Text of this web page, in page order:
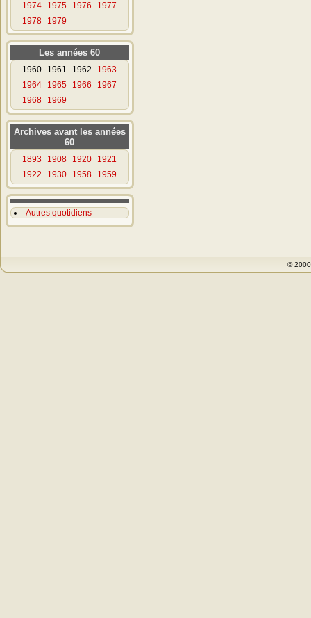
1974
1975 1976
1977
1978
1979
Les années 60
1960 1961 1962
1963
1964
1965 1966
1967
1968
1969
Archives avant les années
60
1893 1908 1920
1921
1922
1930 1958 1959
Autres quotidiens
©